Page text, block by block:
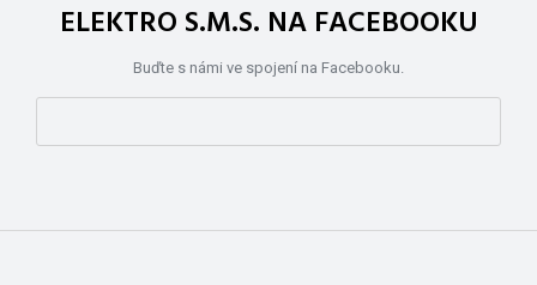
ELEKTRO S.M.S. NA FACEBOOKU
Buďte s námi ve spojení na Facebooku.